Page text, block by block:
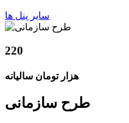
سایر پنل ها
220
هزار تومان سالیانه
طرح سازمانی